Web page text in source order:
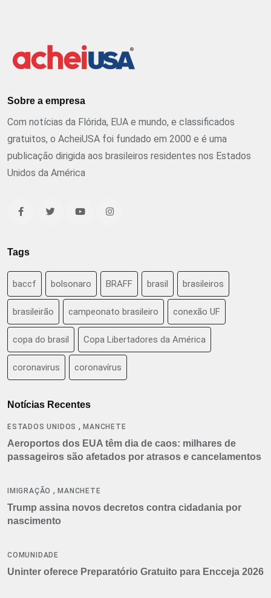
Sobre a empresa
Com notícias da Flórida, EUA e mundo, e classificados
gratuitos, o AcheiUSA foi fundado em 2000 e é uma
publicação dirigida aos brasileiros residentes nos Estados
Unidos da América
Tags
baccf bolsonaro BRAFF brasil brasileiros
brasileirão campeonato brasileiro conexão UF
copa do brasil Copa Libertadores da América
coronavirus coronavírus
Notícias Recentes
ESTADOS UNIDOS ,MANCHETE
Aeroportos dos EUA têm dia de caos: milhares de
passageiros são afetados por atrasos e cancelamentos
IMIGRAÇÃO ,MANCHETE
Trump assina novos decretos contra cidadania por
nascimento
COMUNIDADE
Uninter oferece Preparatório Gratuito para Encceja 2026